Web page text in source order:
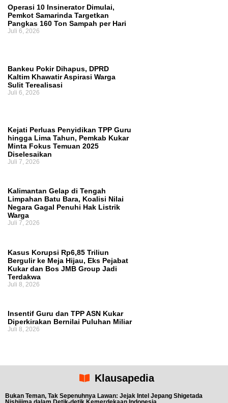
DPRD Masih Tunggu Proses Administrasi
Operasi 10 Insinerator Dimulai,
Pemkot Samarinda Targetkan
Pangkas 160 Ton Sampah per Hari
Juli 6, 2026
Bankeu Pokir Dihapus, DPRD
Kaltim Khawatir Aspirasi Warga
Sulit Terealisasi
Juli 6, 2026
Kejati Perluas Penyidikan TPP Guru
hingga Lima Tahun, Pemkab Kukar
Minta Fokus Temuan 2025
Diselesaikan
Juli 7, 2026
Kalimantan Gelap di Tengah
Limpahan Batu Bara, Koalisi Nilai
Negara Gagal Penuhi Hak Listrik
Warga
Juli 7, 2026
Kasus Korupsi Rp6,85 Triliun
Bergulir ke Meja Hijau, Eks Pejabat
Kukar dan Bos JMB Group Jadi
Terdakwa
Juli 8, 2026
Insentif Guru dan TPP ASN Kukar
Diperkirakan Bernilai Puluhan Miliar
Juli 8, 2026
Klausapedia
Bukan Teman, Tak Sepenuhnya Lawan: Jejak Intel Jepang Shigetada